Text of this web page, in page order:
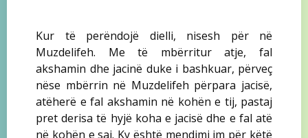
Kur të perëndojë dielli, nisesh për në
Muzdelifeh. Me të mbërritur atje, fal
akshamin dhe jacinë duke i bashkuar, përveç
nëse mbërrin në Muzdelifeh përpara jacisë,
atëherë e fal akshamin në kohën e tij, pastaj
pret derisa të hyjë koha e jacisë dhe e fal atë
në kohën e saj. Ky është mendimi im për këtë